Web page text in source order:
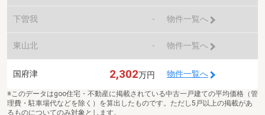
下曽我 - 物件一覧へ
東山北 - 物件一覧へ
国府津 2,302万円 物件一覧へ
※このデータはgoo住宅・不動産に掲載されている中古一戸建ての平均価格（管
理費・駐車場代などを除く）を算出したものです。ただし5戸以上の掲載があ
るものについてのみ対象とします。